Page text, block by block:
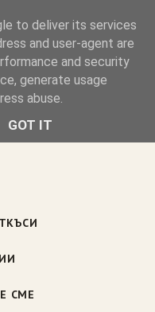
откъси, нови книги
10:00–19:00 ·
СМЕ
to deliver its services
and user-agent are
and security
generate usage
abuse.
GOT IT